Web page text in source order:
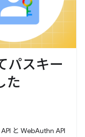
パスキー
た
と WebAuthn API